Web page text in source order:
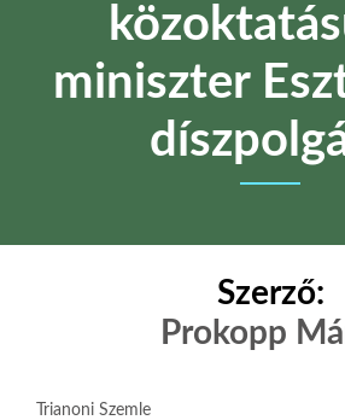
miniszter
Szerző:
Prokopp
Trianoni Szemle